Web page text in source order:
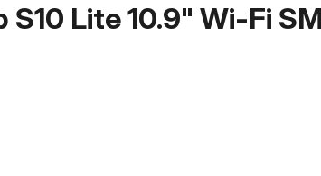
S10 Lite 10.9" Wi-Fi